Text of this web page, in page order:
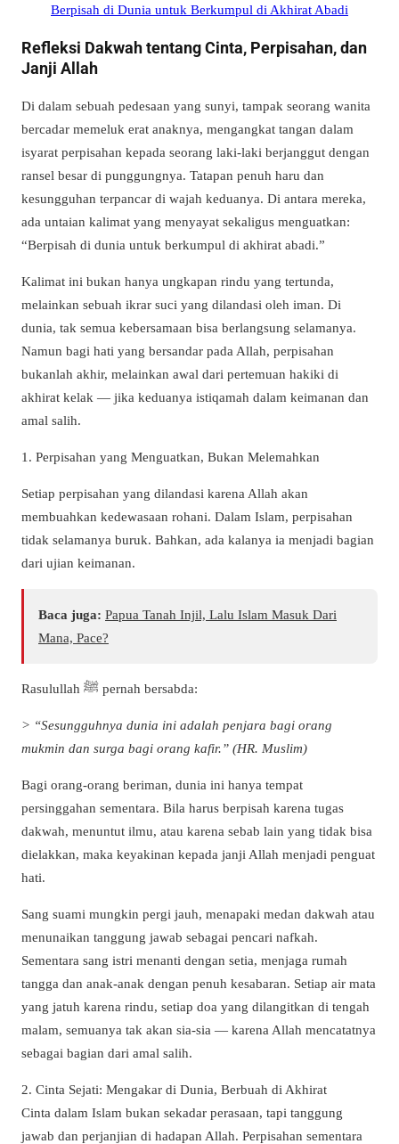
Berpisah di Dunia untuk Berkumpul di Akhirat Abadi
Refleksi Dakwah tentang Cinta, Perpisahan, dan
Janji Allah
Di dalam sebuah pedesaan yang sunyi, tampak seorang wanita
bercadar memeluk erat anaknya, mengangkat tangan dalam
isyarat perpisahan kepada seorang laki-laki berjanggut dengan
ransel besar di punggungnya. Tatapan penuh haru dan
kesungguhan terpancar di wajah keduanya. Di antara mereka,
ada untaian kalimat yang menyayat sekaligus menguatkan:
“Berpisah di dunia untuk berkumpul di akhirat abadi.”
Kalimat ini bukan hanya ungkapan rindu yang tertunda,
melainkan sebuah ikrar suci yang dilandasi oleh iman. Di
dunia, tak semua kebersamaan bisa berlangsung selamanya.
Namun bagi hati yang bersandar pada Allah, perpisahan
bukanlah akhir, melainkan awal dari pertemuan hakiki di
akhirat kelak — jika keduanya istiqamah dalam keimanan dan
amal salih.
1. Perpisahan yang Menguatkan, Bukan Melemahkan
Setiap perpisahan yang dilandasi karena Allah akan
membuahkan kedewasaan rohani. Dalam Islam, perpisahan
tidak selamanya buruk. Bahkan, ada kalanya ia menjadi bagian
dari ujian keimanan.
Baca juga: Papua Tanah Injil, Lalu Islam Masuk Dari
Mana, Pace?
Rasulullah ﷺ pernah bersabda:
> “Sesungguhnya dunia ini adalah penjara bagi orang
mukmin dan surga bagi orang kafir.” (HR. Muslim)
Bagi orang-orang beriman, dunia ini hanya tempat
persinggahan sementara. Bila harus berpisah karena tugas
dakwah, menuntut ilmu, atau karena sebab lain yang tidak bisa
dielakkan, maka keyakinan kepada janji Allah menjadi penguat
hati.
Sang suami mungkin pergi jauh, menapaki medan dakwah atau
menunaikan tanggung jawab sebagai pencari nafkah.
Sementara sang istri menanti dengan setia, menjaga rumah
tangga dan anak-anak dengan penuh kesabaran. Setiap air mata
yang jatuh karena rindu, setiap doa yang dilangitkan di tengah
malam, semuanya tak akan sia-sia — karena Allah mencatatnya
sebagai bagian dari amal salih.
2. Cinta Sejati: Mengakar di Dunia, Berbuah di Akhirat
Cinta dalam Islam bukan sekadar perasaan, tapi tanggung
jawab dan perjanjian di hadapan Allah. Perpisahan sementara